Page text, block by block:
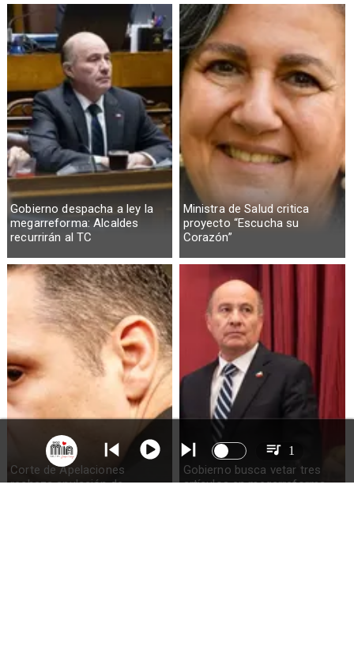
Gobierno despacha a ley la
megarreforma: Alcaldes
recurrirán al TC
Ministra de Salud critica
proyecto “Escucha su
Corazón”
Corte de Apelaciones
rechaza anulación de
Gobierno busca vetar tres
artículos en megarreforma
1